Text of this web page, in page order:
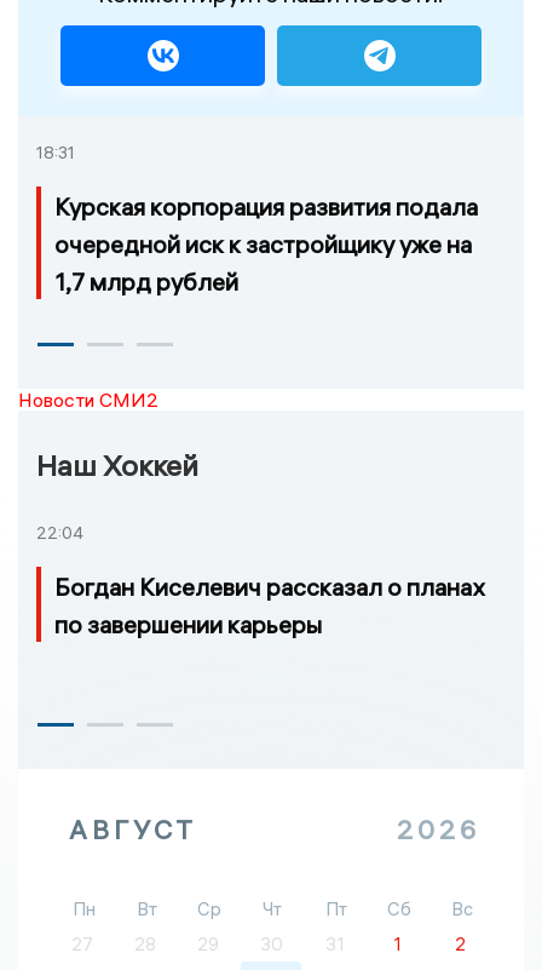
18:31
Курская корпорация развития подала
очередной иск к застройщику уже на
1,7 млрд рублей
Новости СМИ2
Наш Хоккей
22:04
Богдан Киселевич рассказал о планах
по завершении карьеры
АВГУСТ 2026
Пн Вт Ср Чт Пт Сб
Вс
27
28 29 30 31 1
2